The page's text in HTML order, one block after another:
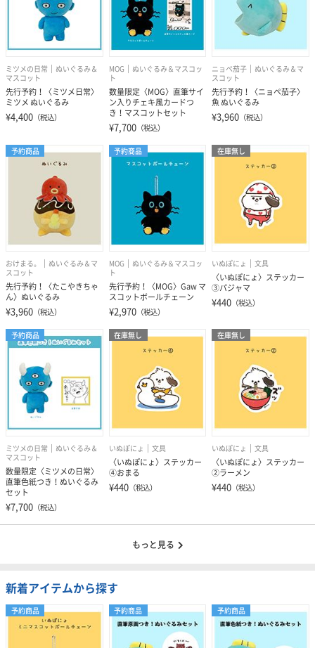
ミツメの日常
ぬいぐるみ＆
マスコット
先行予約！〈ミツメ日常〉
ミツメ ぬいぐるみ
¥4,400 （税込）
MOG
ぬいぐるみ＆マスコッ
ト
数量限定〈MOG〉直筆サイ
ン入りチェキ風カードつ
き！マスコットセット
¥7,700（税込）
ニョペ茄子
ぬいぐるみ＆マ
スコット
先行予約！〈ニョペ茄子〉
魚 ぬいぐるみ
¥3,960 （税込）
予約商品
おけまる。
ぬいぐるみ＆マ
スコット
先行予約！〈たこやきちゃ
ん〉ぬいぐるみ
¥3,960 （税込）
予約商品
MOG
ぬいぐるみ＆マスコッ
ト
先行予約！〈MOG〉Gaw マ
スコットボールチェーン
¥2,970（税込）
在庫無し
いぬぽにょ 文具
〈いぬぽにょ〉ステッカー
③パジャマ
¥440 （税込）
予約商品
ミツメの日常
ぬいぐるみ＆
マスコット
数量限定〈ミツメの日常〉
直筆色紙つき！ぬいぐるみ
セット
¥7,700 （税込）
在庫無し
いぬぽにょ 文具
〈いぬぽにょ〉ステッカー
④おまる
¥440（税込）
在庫無し
いぬぽにょ 文具
〈いぬぽにょ〉ステッカー
②ラーメン
¥440 （税込）
もっと見る
新着アイテムから探す
予約商品 予約商品 予約商品